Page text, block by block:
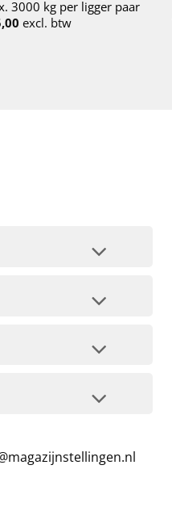
3000 kg per ligger paar
excl. btw